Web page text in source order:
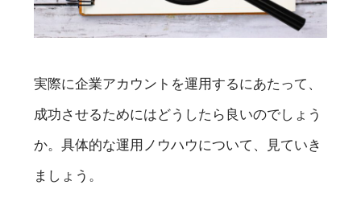
実際に企業アカウントを運用するにあたって、
成功させるためにはどうしたら良いのでしょう
か。具体的な運用ノウハウについて、見ていき
ましょう。